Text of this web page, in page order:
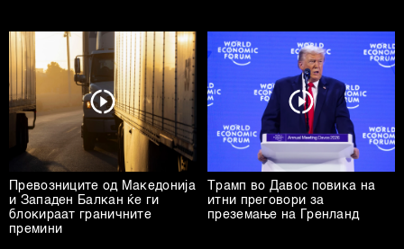
Превозниците од Македонија
и Западен Балкан ќе ги
блокираат граничните
премини
Трамп во Давос повика на
итни преговори за
преземање на Гренланд